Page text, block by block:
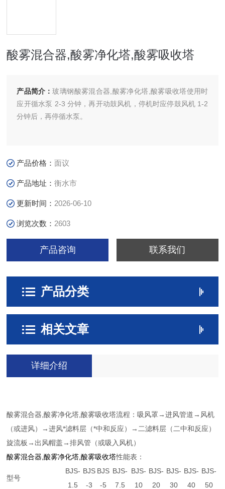
酸雾混合器,酸雾净化塔,酸雾吸收塔
产品简介：玻璃钢酸雾混合器,酸雾净化塔,酸雾吸收塔使用时
应开循水泵 2-3 分钟，再开动鼓风机，停机时应停鼓风机 1-2
分钟后，再停循水泵。
产品价格：面议
产品地址：衡水市
更新时间： 2026-06-10
浏览次数： 2603
产品咨询 联系我们
产品分类
相关文章
详细介绍
酸雾混合器,酸雾净化塔,酸雾吸收塔流程：吸风罩→进风管道→风机
（或进风）→进风*滤料层（*中和反应）→二滤料层（二中和反应）
旋流板→出风帽盖→排风管（或吸入风机）
酸雾混合器,酸雾净化塔,酸雾吸收塔性能表：
型号
BJS-
1.5
BJS
-3
BJS
-5
BJS-
7.5
BJS-
10
BJS-
20
BJS-
30
BJS-
40
BJS-
50